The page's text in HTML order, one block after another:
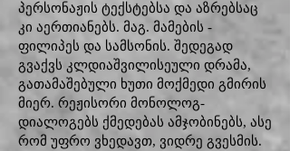
პერსონაჟის ტექსტებსა და აზრებსაც
კი აერთიანებს. მაგ. მამების -
ფილიპეს და სამსონის. შედეგად
გვაქვს კლდიაშვილისეული დრამა,
გათამაშებული ხუთი მოქმედი გმირის
მიერ. რეჟისორი მონოლოგ-
დიალოგებს ქმედებას ამჯობინებს, ასე
რომ უფრო ვხედავთ, ვიდრე გვესმის.